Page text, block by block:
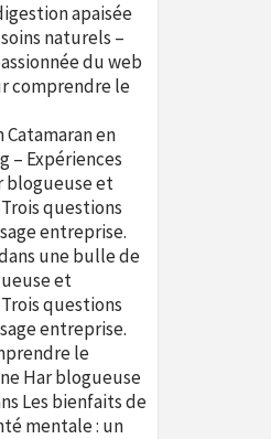
apaisée
naturels –
du web
comprendre le
Catamaran en
– Expériences
blogueuse et
Trois questions
entreprise.
une bulle de
et
Trois questions
entreprise.
le
Har blogueuse
Les bienfaits de
mentale : un